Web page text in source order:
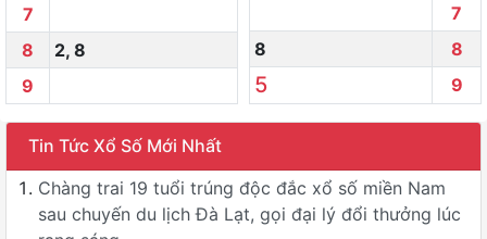
7
8
2, 8
9
7
8
8
5 9
Tin Tức Xổ Số Mới Nhất
Chàng trai 19 tuổi trúng độc đắc xổ số miền Nam
sau chuyến du lịch Đà Lạt, gọi đại lý đổi thưởng lúc